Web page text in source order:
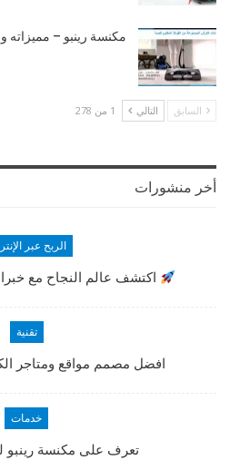
مكنسة رينبو – مميزاته
السابق التالي 1 من 278
أخر منشورات
الربح عبر
اكتشف عالم النجاح مع
تقنية
افضل مصمم مواقع ومتاجر
خدمات
تعرف على مكنسة رينبو